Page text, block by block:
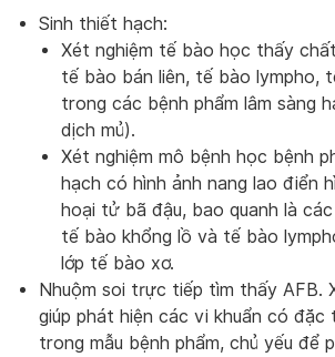
Sinh thiết hạch:
Xét nghiệm tế bào học thấy
tế bào bán liên, tế bào lympho,
trong các bệnh phẩm lâm sàng
dịch mủ).
Xét nghiệm mô bệnh học bệnh
hạch có hình ảnh nang lao điển
hoại tử bã đậu, bao quanh là
tế bào khổng lồ và tế bào
lớp tế bào xơ.
Nhuộm soi trực tiếp tìm thấy AFB.
giúp phát hiện các vi khuẩn có đặc
trong mẫu bệnh phẩm, chủ yếu để